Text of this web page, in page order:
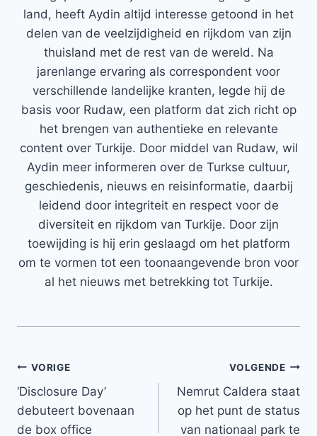
land, heeft Aydin altijd interesse getoond in het
delen van de veelzijdigheid en rijkdom van zijn
thuisland met de rest van de wereld. Na
jarenlange ervaring als correspondent voor
verschillende landelijke kranten, legde hij de
basis voor Rudaw, een platform dat zich richt op
het brengen van authentieke en relevante
content over Turkije. Door middel van Rudaw, wil
Aydin meer informeren over de Turkse cultuur,
geschiedenis, nieuws en reisinformatie, daarbij
leidend door integriteit en respect voor de
diversiteit en rijkdom van Turkije. Door zijn
toewijding is hij erin geslaagd om het platform
om te vormen tot een toonaangevende bron voor
al het nieuws met betrekking tot Turkije.
Bericht
navigatie
VORIGE
‘Disclosure Day’
debuteert bovenaan
de box office
VOLGENDE
Nemrut Caldera staat
op het punt de status
van nationaal park te